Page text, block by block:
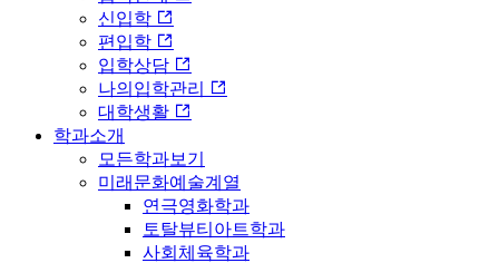
신입학
편입학
입학상담
나의입학관리
대학생활
학과소개
모든학과보기
미래문화예술계열
연극영화학과
토탈뷰티아트학과
사회체육학과